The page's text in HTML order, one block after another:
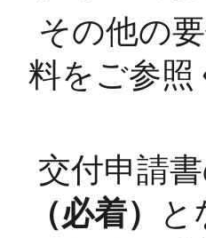
その他の
料をご参照
交付申請
（必着）
と